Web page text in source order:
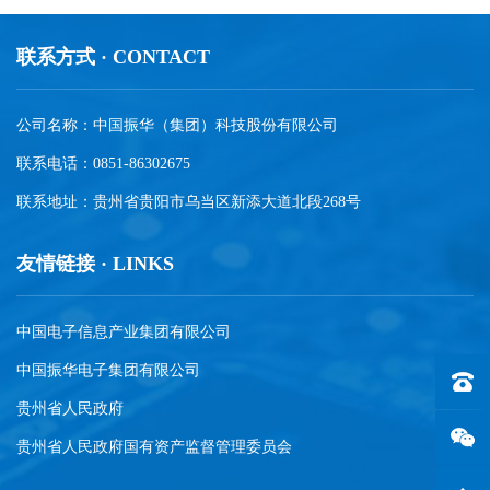
联系方式 · CONTACT
公司名称：中国振华（集团）科技股份有限公司
联系电话：0851-86302675
联系地址：贵州省贵阳市乌当区新添大道北段268号
友情链接 · LINKS
中国电子信息产业集团有限公司
中国振华电子集团有限公司
贵州省人民政府
贵州省人民政府国有资产监督管理委员会
联系